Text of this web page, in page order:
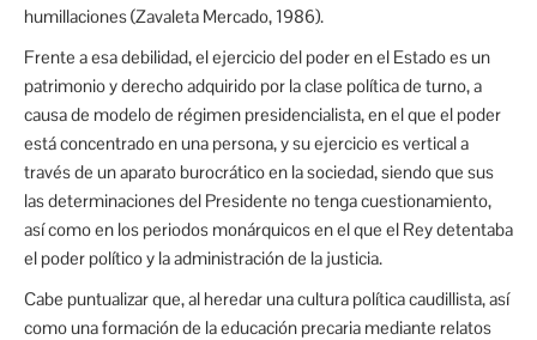
humillaciones (Zavaleta Mercado, 1986).
Frente a esa debilidad, el ejercicio del poder en el Estado es un
patrimonio y derecho adquirido por la clase política de turno, a
causa de modelo de régimen presidencialista, en el que el poder
está concentrado en una persona, y su ejercicio es vertical a
través de un aparato burocrático en la sociedad, siendo que sus
las determinaciones del Presidente no tenga cuestionamiento,
así como en los periodos monárquicos en el que el Rey detentaba
el poder político y la administración de la justicia.
Cabe puntualizar que, al heredar una cultura política caudillista, así
como una formación de la educación precaria mediante relatos